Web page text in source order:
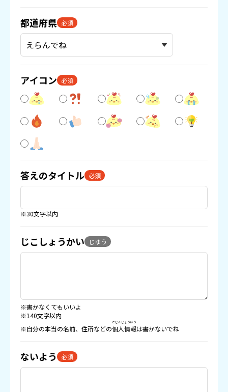
都道府県 必須
アイコン 必須
答えのタイトル 必須
※30文字以内
じこしょうかい じゆう
※書かなくてもいいよ
※140文字以内
※自分の本当の名前、住所などの個人情報
こじんじょうほう
は書かないでね
ないよう 必須